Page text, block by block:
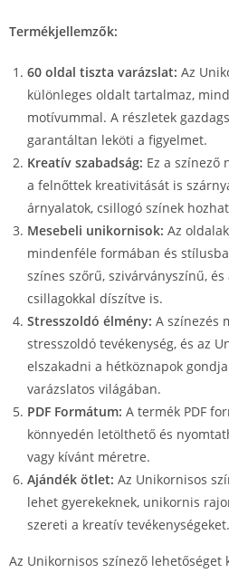
Termékjellemzők:
60 oldal tiszta varázslat: Az
különleges oldalt tartalmaz,
motívummal. A részletek
garantáltan leköti a figyelmet.
Kreatív szabadság: Ez a színező
a felnőttek kreativitását is
árnyalatok, csillogó színek
Mesebeli unikornisok: Az
mindenféle formában és
színes szőrű, szivárványszínű,
csillagokkal díszítve is.
Stresszoldó élmény: A színezés
stresszoldó tevékenység, és az
elszakadni a hétköznapok
varázslatos világában.
PDF Formátum: A termék PDF
könnyedén letölthető és
vagy kívánt méretre.
Ajándék ötlet: Az Unikornisos
lehet gyerekeknek, unikornis
szereti a kreatív tevékenységeket.
Az Unikornisos színező lehetőséget